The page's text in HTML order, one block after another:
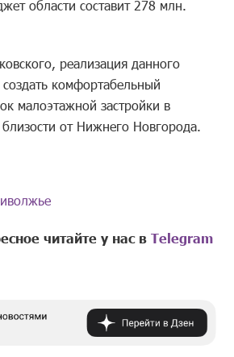
области составит 278 млн.
реализация данного
комфортабельный
малоэтажной застройки в
близости от Нижнего Новгорода.
читайте у нас вTelegram